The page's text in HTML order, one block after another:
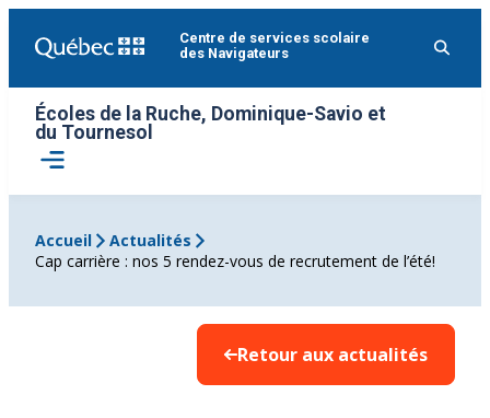
Centre de services scolaire
des Navigateurs
Écoles de la Ruche, Dominique-Savio et
du Tournesol
Ouvrir
le
menu
Accueil
Actualités
Cap carrière : nos 5 rendez-vous de recrutement de l’été!
Retour aux actualités